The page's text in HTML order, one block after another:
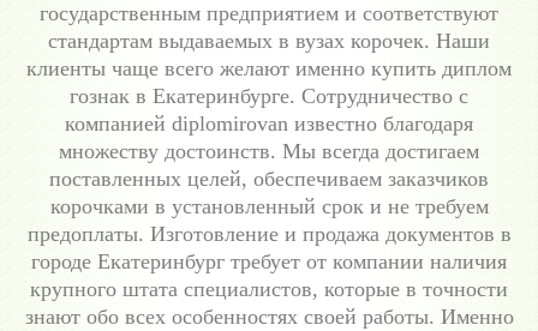
государственным предприятием и соответствуют
стандартам выдаваемых в вузах корочек. Наши
клиенты чаще всего желают именно купить диплом
гознак в Екатеринбурге. Сотрудничество с
компанией diplomirovan известно благодаря
множеству достоинств. Мы всегда достигаем
поставленных целей, обеспечиваем заказчиков
корочками в установленный срок и не требуем
предоплаты. Изготовление и продажа документов в
городе Екатеринбург требует от компании наличия
крупного штата специалистов, которые в точности
знают обо всех особенностях своей работы. Именно